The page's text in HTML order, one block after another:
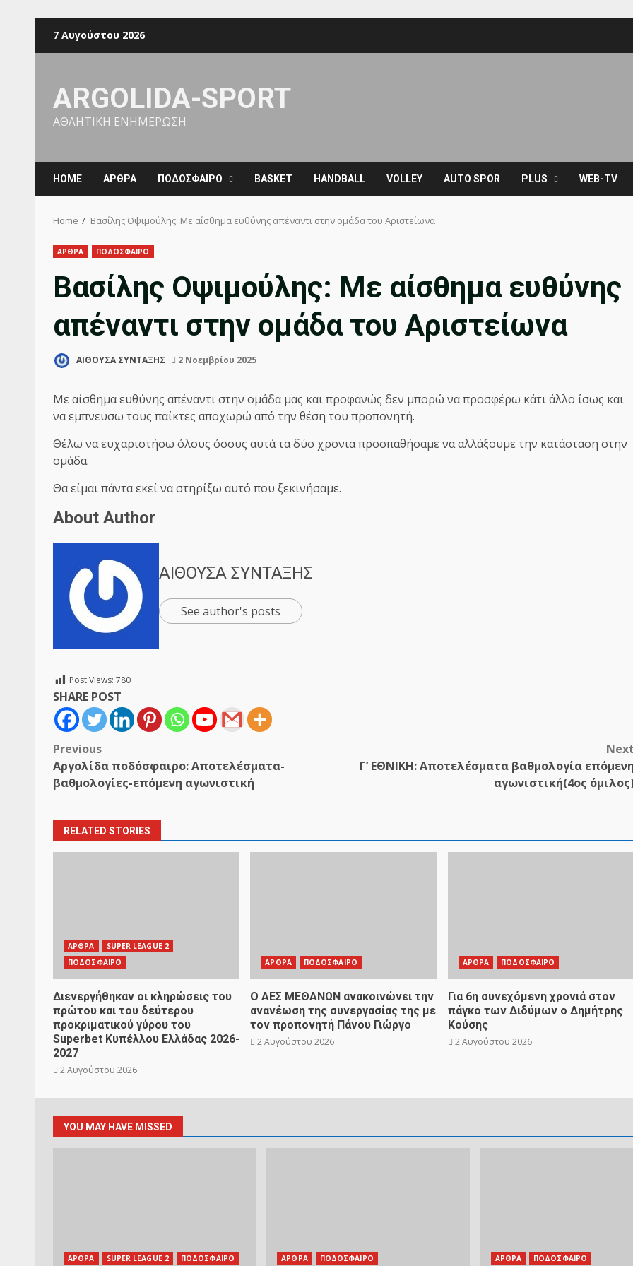
7 Αυγούστου 2026
ARGOLIDA-SPORT
ΑΘΛΗΤΙΚΗ ΕΝΗΜΕΡΩΣΗ
ΗΟΜΕ ΑΡΘΡΑ ΠΟΔΟΣΦΑΙΡΟ BASKET HANDBALL VOLLEY AUTO SPOR PLUS WEB-TV
Home Βασίλης Οψιμούλης: Με αίσθημα ευθύνης απέναντι στην ομάδα του Αριστείωνα
ΑΡΘΡΑ ΠΟΔΟΣΦΑΙΡΟ
Βασίλης Οψιμούλης: Με αίσθημα ευθύνης
απέναντι στην ομάδα του Αριστείωνα
ΑΙΘΟΥΣΑ ΣΥΝΤΑΞΗΣ 2 Νοεμβρίου 2025
Με αίσθημα ευθύνης απέναντι στην ομάδα μας και προφανώς δεν μπορώ να προσφέρω κάτι άλλο ίσως και
να εμπνευσω τους παίκτες αποχωρώ από την θέση του προπονητή.
Θέλω να ευχαριστήσω όλους όσους αυτά τα δύο χρονια προσπαθήσαμε να αλλάξουμε την κατάσταση στην
ομάδα.
Θα είμαι πάντα εκεί να στηρίξω αυτό που ξεκινήσαμε.
About Author
ΑΙΘΟΥΣΑ ΣΥΝΤΑΞΗΣ
See author's posts
Post Views: 780
SHARE POST
Post
navigation
Previous
Αργολίδα ποδόσφαιρο: Αποτελέσματα-
βαθμολογίες-επόμενη αγωνιστική
Next
Γ’ ΕΘΝΙΚΗ: Αποτελέσματα βαθμολογία επόμενη
αγωνιστική(4ος
RELATED STORIES
ΑΡΘΡΑ
SUPER LEAGUE 2
ΠΟΔΟΣΦΑΙΡΟ
Διενεργήθηκαν οι κληρώσεις του
πρώτου και του δεύτερου
προκριματικού γύρου του
Superbet Κυπέλλου Ελλάδας 2026-
2027
2 Αυγούστου 2026
ΑΡΘΡΑ ΠΟΔΟΣΦΑΙΡΟ
Ο ΑΕΣ ΜΕΘΑΝΩΝ ανακοινώνει την
ανανέωση της συνεργασίας της με
τον προπονητή Πάνου Γιώργο
2 Αυγούστου 2026
ΑΡΘΡΑ ΠΟΔΟΣΦΑΙΡΟ
Για 6η συνεχόμενη χρονιά στον
πάγκο των Διδύμων ο Δημήτρης
Κούσης
2 Αυγούστου 2026
YOU MAY HAVE MISSED
ΑΡΘΡΑ SUPER LEAGUE 2 ΠΟΔΟΣΦΑΙΡΟ ΑΡΘΡΑ ΠΟΔΟΣΦΑΙΡΟ ΑΡΘΡΑ ΠΟΔΟΣΦΑΙΡΟ